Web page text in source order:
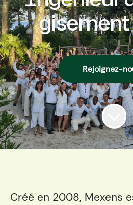
gisement
Rejoignez-
Créé en 2008, Mexens